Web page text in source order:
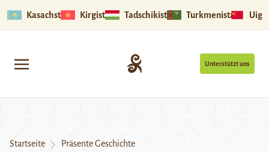
Kasachstan Kirgistan Tadschikistan Turkmenistan
Unterstützt uns
Startseite Präsente Geschichte